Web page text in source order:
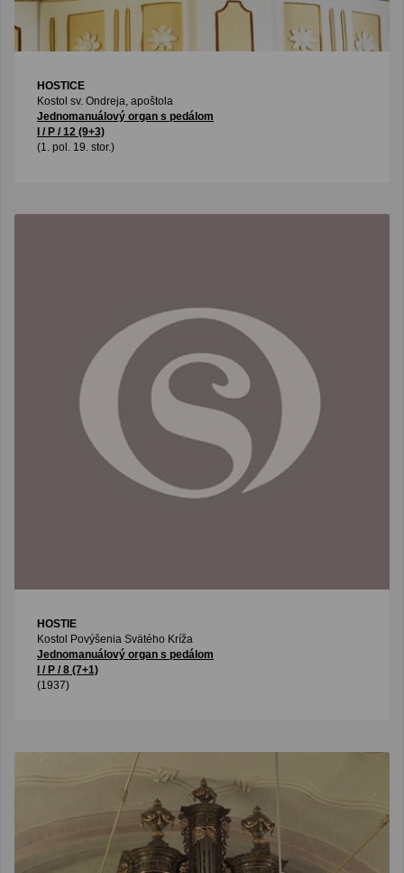
HOSTICE
Kostol sv. Ondreja, apoštola
Jednomanuálový organ s pedálom
I / P / 12 (9+3)
(1. pol. 19. stor.)
HOSTIE
Kostol Povýšenia Svätého Kríža
Jednomanuálový organ s pedálom
I / P / 8 (7+1)
(1937)